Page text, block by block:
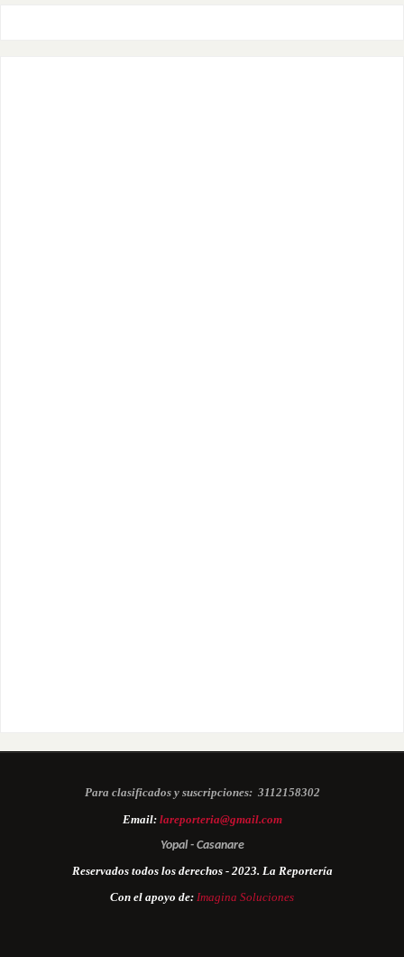
Para clasificados y suscripciones: 3112158302
Email: lareporteria@gmail.com
Yopal - Casanare
Reservados todos los derechos - 2023. La Reportería
Con el apoyo de: Imagina Soluciones